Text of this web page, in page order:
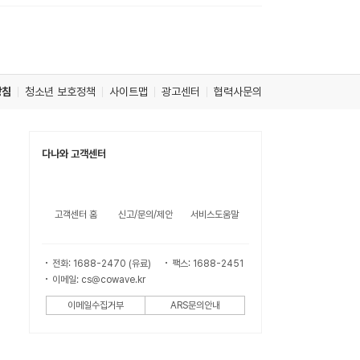
청소년 보호정책 사이트맵 광고센터 협력사문의
다나와 고객센터
고객센터 홈 신고/문의/제안 서비스도움말
전화: 1688-2470 (유료)
팩스: 1688-2451
이메일: cs@cowave.kr
이메일수집거부 ARS문의안내